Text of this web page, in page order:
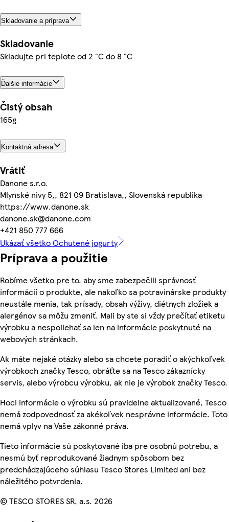
Skladovanie a príprava
Skladovanie
Skladujte pri teplote od 2 °C do 8 °C
Ďalšie informácie
Čistý obsah
165g
Kontaktná adresa
Vrátiť
Danone s.r.o.
Mlynské nivy 5,, 821 09 Bratislava,, Slovenská republika
https://www.danone.sk
danone.sk@danone.com
+421 850 777 666
Ukázať všetko Ochutené jogurty
Príprava a použitie
Robíme všetko pre to, aby sme zabezpečili správnosť
informácií o produkte, ale nakoľko sa potravinárske produkty
neustále menia, tak prísady, obsah výživy, diétnych zložiek a
alergénov sa môžu zmeniť. Mali by ste si vždy prečítať etiketu
výrobku a nespoliehať sa len na informácie poskytnuté na
webových stránkach.
Ak máte nejaké otázky alebo sa chcete poradiť o akýchkoľvek
výrobkoch značky Tesco, obráťte sa na Tesco zákaznícky
servis, alebo výrobcu výrobku, ak nie je výrobok značky Tesco.
Hoci informácie o výrobku sú pravidelne aktualizované, Tesco
nemá zodpovednosť za akékoľvek nesprávne informácie. Toto
nemá vplyv na Vaše zákonné práva.
Tieto informácie sú poskytované iba pre osobnú potrebu, a
nesmú byť reprodukované žiadnym spôsobom bez
predchádzajúceho súhlasu Tesco Stores Limited ani bez
náležitého potvrdenia.
© TESCO STORES SR, a.s. 2026